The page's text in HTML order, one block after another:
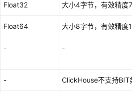
Float32 大小4字节，有效精度7
Float64 大小8字节，有效精度16
- -
- ClickHouse不支持BIT类